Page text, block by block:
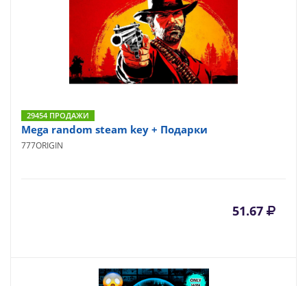
29454 ПРОДАЖИ
Mega random steam key + Подарки
777ORIGIN
51.67